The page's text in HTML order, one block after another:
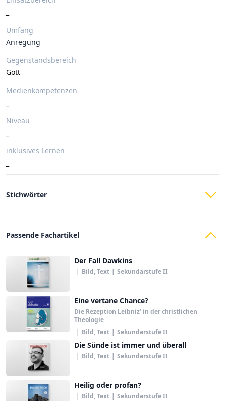
Umfang
Anregung
Gegenstandsbereich
Gott
Medienkompetenzen
Niveau
inklusives Lernen
Stichwörter
Passende Fachartikel
Der Fall Dawkins
| Bild, Text | Sekundarstufe II
Eine vertane Chance?
Die Rezeption Leibniz’ in der christlichen
Theologie
| Bild, Text | Sekundarstufe II
Die Sünde ist immer und überall
| Bild, Text | Sekundarstufe II
Heilig oder profan?
| Bild, Text | Sekundarstufe II